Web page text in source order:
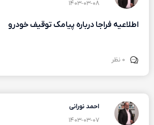
۱۴۰۳-۰۳-۰۸
اطلاعیه فراجا درباره پیامک توقیف خودرو
۰ نظر
احمد نورانی
۱۴۰۳-۰۳-۰۷